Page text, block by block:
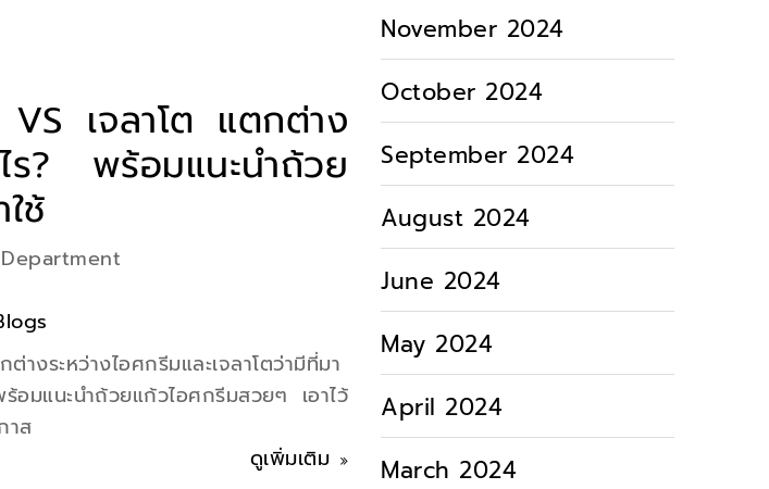
เจลาโต แตกต่าง
ร? พร้อมแนะนำถ้วย
ช้
างระหว่างไอศกรีมและเจลาโตว่ามีที่มา
อมแนะนำถ้วยแก้วไอศกรีมสวยๆ เอาไว้
าส
ดูเพิ่มเติม
November 2024
October 2024
September 2024
August 2024
June 2024
May 2024
April 2024
March 2024